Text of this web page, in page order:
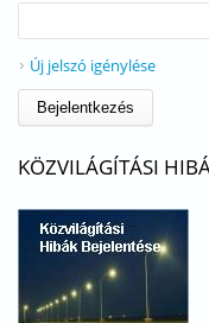
Új jelszó igénylése
KÖZVILÁGÍTÁSI